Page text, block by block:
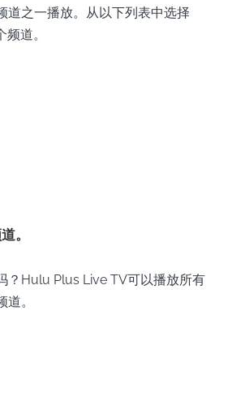
道之一播放。从以下列表中选择
道。
。
？Hulu Plus Live TV可以播放所有
。